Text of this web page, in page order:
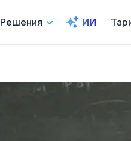
Решения ИИ